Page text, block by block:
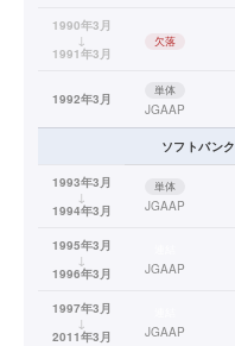
1990年3月
↓
1991年3月
欠落
1992年3月
単体
JGAAP
ソフトバンク
1993年3月
↓
1994年3月
単体
JGAAP
1995年3月
↓
1996年3月
JGAAP
1997年3月
↓
2011年3月
JGAAP